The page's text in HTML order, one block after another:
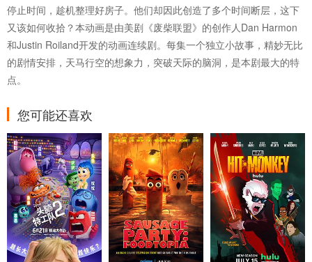
停止时间，趁机整理好房子。他们却因此创造了多个时间断层，这下
又该如何收拾？本动画是由美剧《废柴联盟》的创作人Dan Harmon
和Justin Roiland开发的动画连续剧。每集一个独立小故事，精妙无比
的剧情安排，天马行空的想象力，突破天际的脑洞，是本剧最大的特
点。
您可能还喜欢